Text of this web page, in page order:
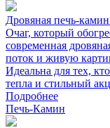
Дровяная печь-камин
Очаг, который
современная
поток и живую
Идеальна для тех,
тепла и стильный
Подробнее
Печь-Камин